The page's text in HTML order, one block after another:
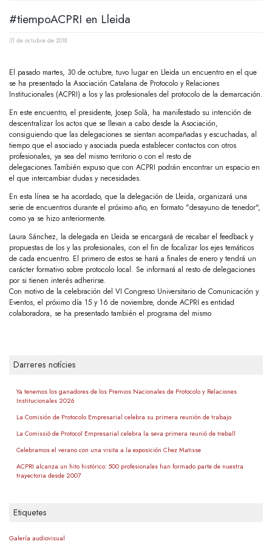
#tiempoACPRI en Lleida
31 de octubre de 2018
El pasado martes, 30 de octubre, tuvo lugar en Lleida un encuentro en el que
se ha presentado la Asociación Catalana de Protocolo y Relaciones
Institucionales (ACPRI) a los y las profesionales del protocolo de la demarcación.
En este encuentro, el presidente, Josep Solà, ha manifestado su intención de
descentralizar los actos que se llevan a cabo desde la Asociación,
consiguiendo que las delegaciones se sientan acompañadas y escuchadas, al
tiempo que el asociado y asociada pueda establecer contactos con otros
profesionales, ya sea del mismo territorio o con el resto de
delegaciones.También expuso que con ACPRI podrán encontrar un espacio en
el que intercambiar dudas y necesidades.
En esta línea se ha acordado, que la delegación de Lleida, organizará una
serie de encuentros durante el próximo año, en formato "desayuno de tenedor",
como ya se hizo anteriormente.
Laura Sánchez, la delegada en Lleida se encargará de recabar el feedback y
propuestas de los y las profesionales, con el fin de focalizar los ejes temáticos
de cada encuentro. El primero de estos se hará a finales de enero y tendrá un
carácter formativo sobre protocolo local. Se informará al resto de delegaciones
por si tienen interés adherirse.
Con motivo de la celebración del VI Congreso Universitario de Comunicación y
Eventos, el próximo día 15 y 16 de noviembre, donde ACPRI es entidad
colaboradora, se ha presentado también el programa del mismo
Darreres notícies
Ya tenemos los ganadores de los Premios Nacionales de Protocolo y Relaciones
Institucionales 2026
La Comisión de Protocolo Empresarial celebra su primera reunión de trabajo
La Comissió de Protocol Empresarial celebra la seva primera reunió de treball
Celebramos el verano con una visita a la exposición Chez Matisse
ACPRI alcanza un hito histórico: 500 profesionales han formado parte de nuestra
trayectoria desde 2007
Etiquetes
Galería audiovisual